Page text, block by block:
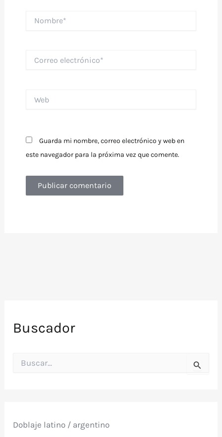
electrónico*
Guarda mi nombre, correo electrónico y web en
este navegador para la próxima vez que comente.
Buscador
o
Doblaje latino / argentino